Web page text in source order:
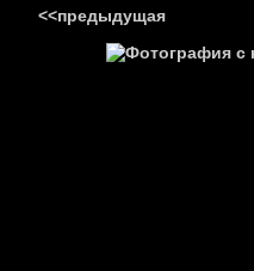
<<предыдущая